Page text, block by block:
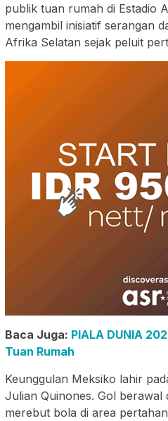
publik tuan rumah di Estadio
mengambil inisiatif serangan
Afrika Selatan sejak peluit
Baca Juga: PIALA DUNIA
Tuan Rumah
Keunggulan Meksiko lahir
Julian Quinones. Gol berawal
merebut bola di area